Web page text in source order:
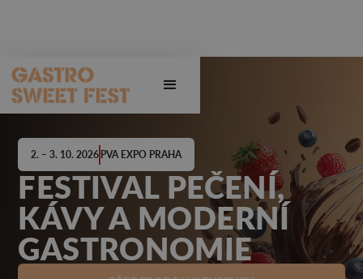
2. – 3. 10. 2026PVA EXPO PRAHA
FESTIVAL PEČENÍ,
KÁVY A MODERNÍ
GASTRONOMIE